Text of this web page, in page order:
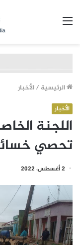
الرئيسية /الأخبار
الأخبار
اللجنة
تحصي
2 أغسطس، 2022